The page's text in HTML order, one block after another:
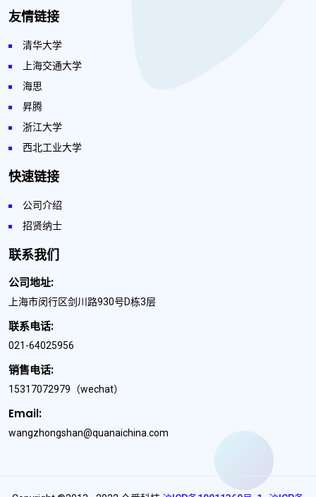
友情链接
清华大学
上海交通大学
海思
昇腾
浙江大学
西北工业大学
快速链接
公司介绍
招贤纳士
联系我们
公司地址:
上海市闵行区剑川路930号D栋3层
联系电话:
021-64025956
销售电话:
15317072979 （wechat）
Email:
wangzhongshan@quanaichina.com